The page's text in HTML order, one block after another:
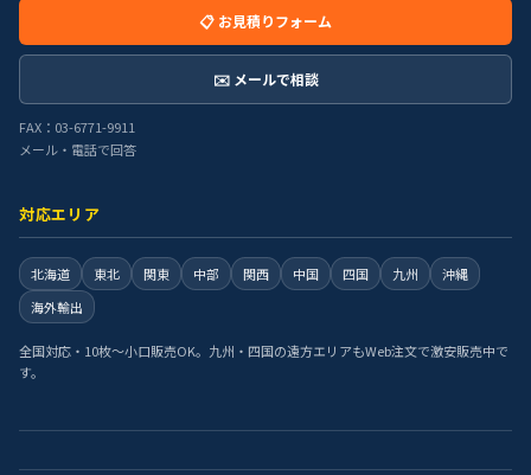
📋 お見積りフォーム
✉️ メールで相談
FAX：03-6771-9911
メール・電話で回答
対応エリア
北海道 東北 関東 中部 関西 中国 四国 九州
沖縄
海外輸出
全国対応・10枚〜小口販売OK。九州・四国の遠方エリアもWeb注文で激安販売中で
す。